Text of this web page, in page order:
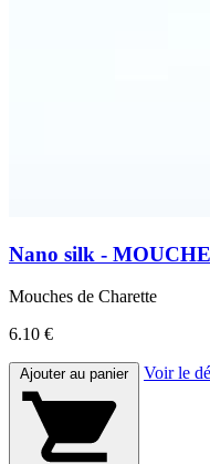
Nano silk -
Mouches de Charette
6.10 €
Ajouter au panier Voir le